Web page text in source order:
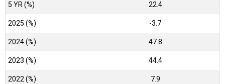
5 YR (%) 22.4
2025 (%) -3.7
2024 (%) 47.8
2023 (%) 44.4
2022 (%) 7.9